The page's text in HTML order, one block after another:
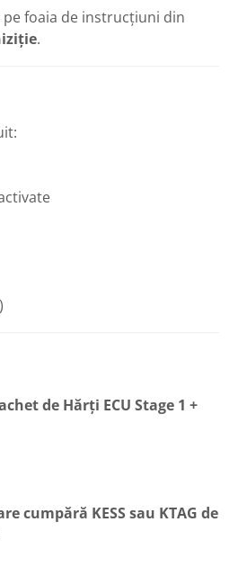
foaia de instrucțiuni din
.
de Hărți ECU Stage 1 +
cumpără KESS sau KTAG de